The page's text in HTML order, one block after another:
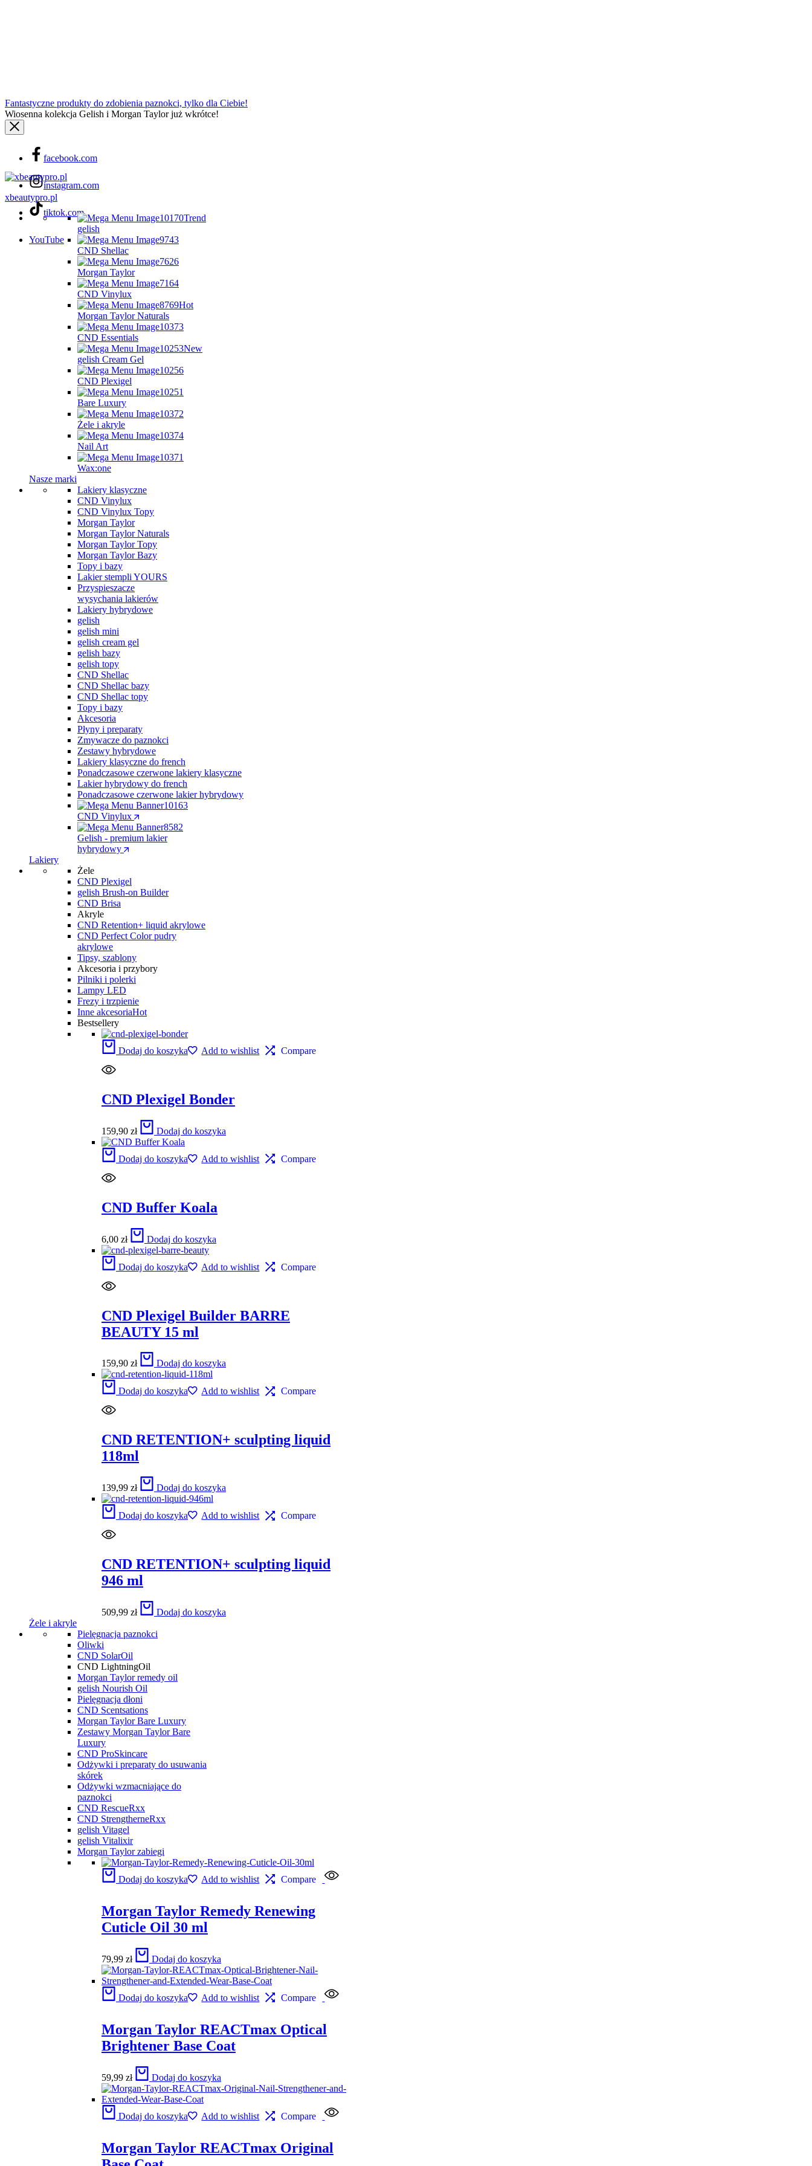
Fantastyczne produkty do zdobienia paznokci, tylko dla Ciebie!
Wiosenna kolekcja Gelish i Morgan Taylor już wkrótce!
facebook.com
instagram.com
tiktok.com
YouTube
xbeautypro.pl
Trend
gelish
CND Shellac
Morgan Taylor
CND Vinylux
Hot
Morgan Taylor Naturals
CND Essentials
New
gelish Cream Gel
CND Plexigel
Bare Luxury
Żele i akryle
Nail Art
Wax:one
Nasze marki
Lakiery klasyczne
CND Vinylux
CND Vinylux Topy
Morgan Taylor
Morgan Taylor Naturals
Morgan Taylor Topy
Morgan Taylor Bazy
Topy i bazy
Lakier stempli YOURS
Przyspieszacze
wysychania lakierów
Lakiery hybrydowe
gelish
gelish mini
gelish cream gel
gelish bazy
gelish topy
CND Shellac
CND Shellac bazy
CND Shellac topy
Topy i bazy
Akcesoria
Płyny i preparaty
Zmywacze do paznokci
Zestawy hybrydowe
Lakiery klasyczne do french
Ponadczasowe czerwone lakiery klasyczne
Lakier hybrydowy do french
Ponadczasowe czerwone lakier hybrydowy
CND Vinylux
Gelish - premium lakier
hybrydowy
Lakiery
Żele
CND Plexigel
gelish Brush-on Builder
CND Brisa
Akryle
CND Retention+ liquid akrylowe
CND Perfect Color pudry
akrylowe
Tipsy, szablony
Akcesoria i przybory
Pilniki i polerki
Lampy LED
Frezy i trzpienie
Inne akcesoriaHot
Bestsellery
Dodaj do koszyka Add to wishlist Compare
CND Plexigel Bonder
159,90 zł Dodaj do koszyka
Dodaj do koszyka Add to wishlist Compare
CND Buffer Koala
6,00 zł Dodaj do koszyka
Dodaj do koszyka Add to wishlist Compare
CND Plexigel Builder BARRE
BEAUTY 15 ml
159,90 zł Dodaj do koszyka
Dodaj do koszyka Add to wishlist Compare
CND RETENTION+ sculpting liquid
118ml
139,99 zł Dodaj do koszyka
Dodaj do koszyka Add to wishlist Compare
CND RETENTION+ sculpting liquid
946 ml
509,99 zł
Dodaj do koszyka
Żele i akryle
Pielęgnacja paznokci
Oliwki
CND SolarOil
CND LightningOil
Morgan Taylor remedy oil
gelish Nourish Oil
Pielęgnacja dłoni
CND Scentsations
Morgan Taylor Bare Luxury
Zestawy Morgan Taylor Bare
Luxury
CND ProSkincare
Odżywki i preparaty do usuwania
skórek
Odżywki wzmacniające do
paznokci
CND RescueRxx
CND StrengtherneRxx
gelish Vitagel
gelish Vitalixir
Morgan Taylor zabiegi
Dodaj do koszyka Add to wishlist Compare
Morgan Taylor Remedy Renewing
Cuticle Oil 30 ml
79,99 zł Dodaj do koszyka
Dodaj do koszyka Add to wishlist Compare
Morgan Taylor REACTmax Optical
Brightener Base Coat
59,99 zł Dodaj do koszyka
Dodaj do koszyka Add to wishlist Compare
Morgan Taylor REACTmax Original